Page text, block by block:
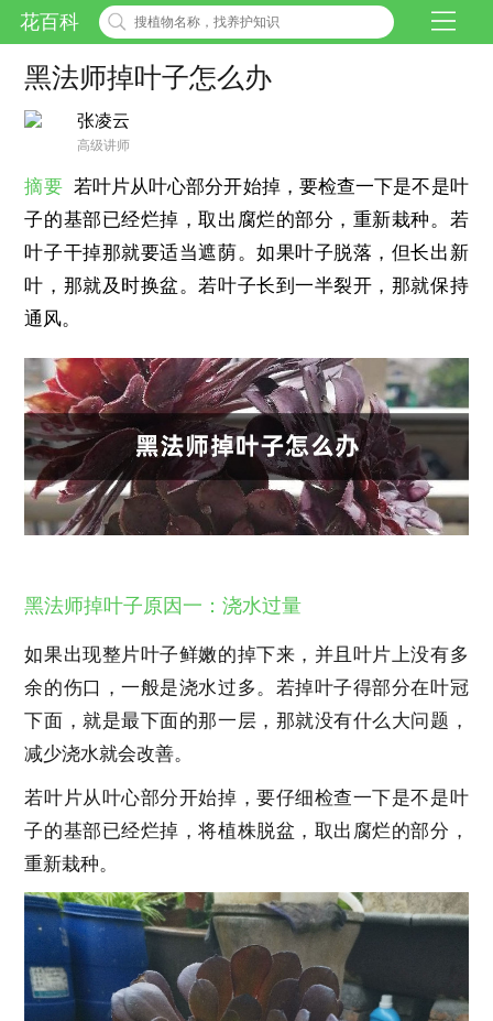
花百科
黑法师掉叶子怎么办
张凌云
高级讲师
摘要 若叶片从叶心部分开始掉，要检查一下是不是叶
子的基部已经烂掉，取出腐烂的部分，重新栽种。若
叶子干掉那就要适当遮荫。如果叶子脱落，但长出新
叶，那就及时换盆。若叶子长到一半裂开，那就保持
通风。
黑法师掉叶子原因一：浇水过量
如果出现整片叶子鲜嫩的掉下来，并且叶片上没有多
余的伤口，一般是浇水过多。若掉叶子得部分在叶冠
下面，就是最下面的那一层，那就没有什么大问题，
减少浇水就会改善。
若叶片从叶心部分开始掉，要仔细检查一下是不是叶
子的基部已经烂掉，将植株脱盆，取出腐烂的部分，
重新栽种。